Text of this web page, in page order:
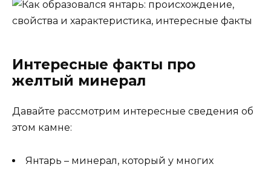
Интересные факты про
желтый минерал
Давайте рассмотрим интересные сведения об
этом камне:
Янтарь – минерал, который у многих